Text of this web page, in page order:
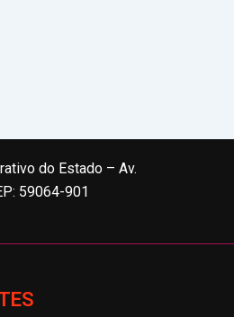
do Estado – Av.
59064-901